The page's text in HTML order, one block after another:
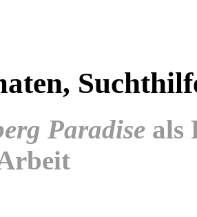
Paradise als